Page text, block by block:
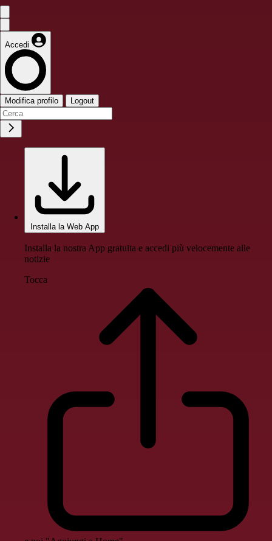
Accedi
Modifica profilo Logout
Installa la Web App
Installa la nostra App gratuita e accedi più velocemente alle
notizie
Tocca